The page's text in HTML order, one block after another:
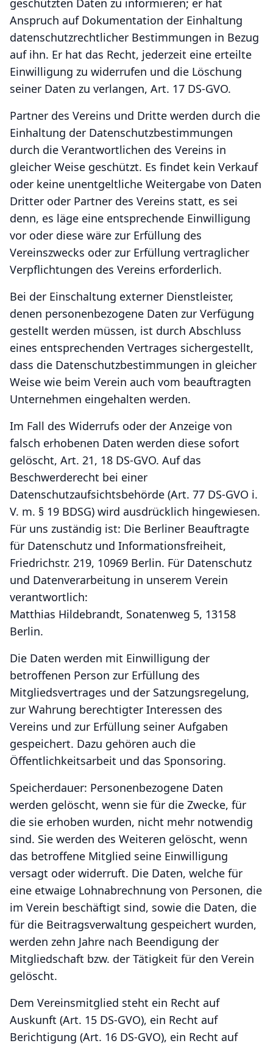
geschützten Daten zu informieren; er hat
Anspruch auf Dokumentation der Einhaltung
datenschutzrechtlicher Bestimmungen in Bezug
auf ihn. Er hat das Recht, jederzeit eine erteilte
Einwilligung zu widerrufen und die Löschung
seiner Daten zu verlangen, Art. 17 DS-GVO.
Partner des Vereins und Dritte werden durch die
Einhaltung der Datenschutzbestimmungen
durch die Verantwortlichen des Vereins in
gleicher Weise geschützt. Es findet kein Verkauf
oder keine unentgeltliche Weitergabe von Daten
Dritter oder Partner des Vereins statt, es sei
denn, es läge eine entsprechende Einwilligung
vor oder diese wäre zur Erfüllung des
Vereinszwecks oder zur Erfüllung vertraglicher
Verpflichtungen des Vereins erforderlich.
Bei der Einschaltung externer Dienstleister,
denen personenbezogene Daten zur Verfügung
gestellt werden müssen, ist durch Abschluss
eines entsprechenden Vertrages sichergestellt,
dass die Datenschutzbestimmungen in gleicher
Weise wie beim Verein auch vom beauftragten
Unternehmen eingehalten werden.
Im Fall des Widerrufs oder der Anzeige von
falsch erhobenen Daten werden diese sofort
gelöscht, Art. 21, 18 DS-GVO. Auf das
Beschwerderecht bei einer
Datenschutzaufsichtsbehörde (Art. 77 DS-GVO i.
V. m. § 19 BDSG) wird ausdrücklich hingewiesen.
Für uns zuständig ist: Die Berliner Beauftragte
für Datenschutz und Informationsfreiheit,
Friedrichstr. 219, 10969 Berlin. Für Datenschutz
und Datenverarbeitung in unserem Verein
verantwortlich:
Matthias Hildebrandt, Sonatenweg 5, 13158
Berlin.
Die Daten werden mit Einwilligung der
betroffenen Person zur Erfüllung des
Mitgliedsvertrages und der Satzungsregelung,
zur Wahrung berechtigter Interessen des
Vereins und zur Erfüllung seiner Aufgaben
gespeichert. Dazu gehören auch die
Öffentlichkeitsarbeit und das Sponsoring.
Speicherdauer: Personenbezogene Daten
werden gelöscht, wenn sie für die Zwecke, für
die sie erhoben wurden, nicht mehr notwendig
sind. Sie werden des Weiteren gelöscht, wenn
das betroffene Mitglied seine Einwilligung
versagt oder widerruft. Die Daten, welche für
eine etwaige Lohnabrechnung von Personen, die
im Verein beschäftigt sind, sowie die Daten, die
für die Beitragsverwaltung gespeichert wurden,
werden zehn Jahre nach Beendigung der
Mitgliedschaft bzw. der Tätigkeit für den Verein
gelöscht.
Dem Vereinsmitglied steht ein Recht auf
Auskunft (Art. 15 DS-GVO), ein Recht auf
Berichtigung (Art. 16 DS-GVO), ein Recht auf